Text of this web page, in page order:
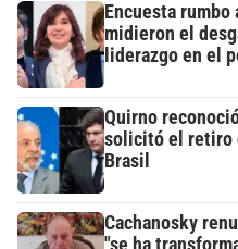
Encuesta
midieron el
liderazgo en el
Quirno
solicitó el retiro
Brasil
Cachanosky
"se ha